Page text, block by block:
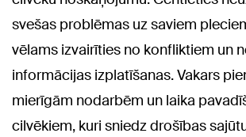
svešas problēmas uz saviem
vēlams izvairīties no konfliktiem un
informācijas izplatīšanas. Vakars
mierīgām nodarbēm un laika
cilvēkiem, kuri sniedz drošības